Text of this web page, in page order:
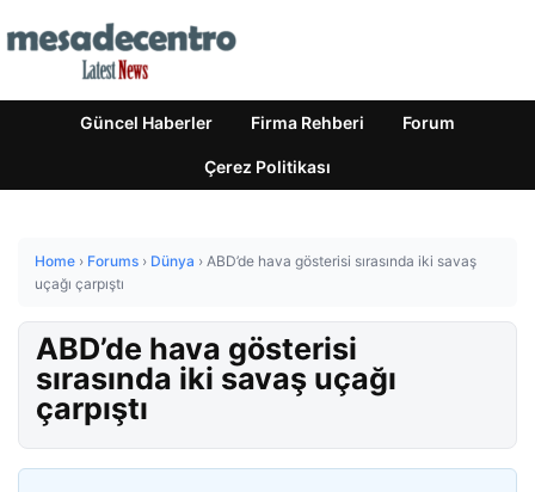
Güncel Haberler Firma Rehberi Forum
Çerez Politikası
Home › Forums › Dünya › ABD’de hava gösterisi sırasında iki savaş
uçağı çarpıştı
ABD’de hava gösterisi
sırasında iki savaş uçağı
çarpıştı